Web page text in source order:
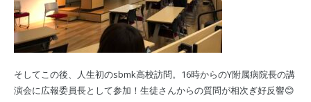
そしてこの後、人生初のsbmk高校訪問。16時からのY附属病院長の講
演会に広報委員長として参加！生徒さんからの質問が相次ぎ好反響😊